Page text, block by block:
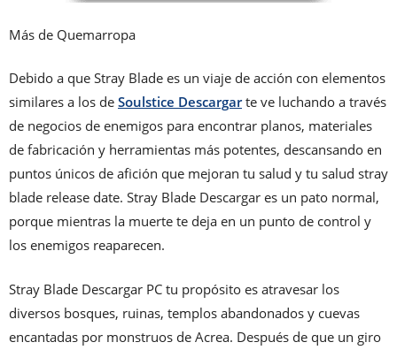
Más de Quemarropa
Debido a que Stray Blade es un viaje de acción con elementos
similares a los de Soulstice Descargar te ve luchando a través
de negocios de enemigos para encontrar planos, materiales
de fabricación y herramientas más potentes, descansando en
puntos únicos de afición que mejoran tu salud y tu salud stray
blade release date. Stray Blade Descargar es un pato normal,
porque mientras la muerte te deja en un punto de control y
los enemigos reaparecen.
Stray Blade Descargar PC tu propósito es atravesar los
diversos bosques, ruinas, templos abandonados y cuevas
encantadas por monstruos de Acrea. Después de que un giro